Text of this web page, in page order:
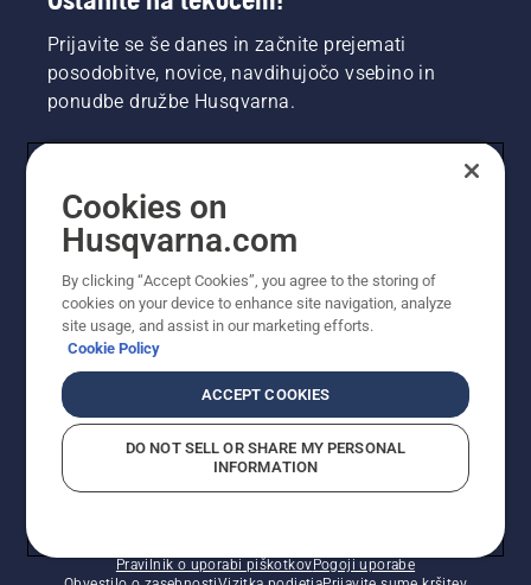
Prijavite se še danes in začnite prejemati
posodobitve, novice, navdihujočo vsebino in
ponudbe družbe Husqvarna.
Pravilnik o uporabi piškotkovPogoji uporabe
Cookies on
Husqvarna.com
By clicking “Accept Cookies”, you agree to the storing of
cookies on your device to enhance site navigation, analyze
site usage, and assist in our marketing efforts.
Cookie Policy
ACCEPT COOKIES
DO NOT SELL OR SHARE MY PERSONAL
INFORMATION